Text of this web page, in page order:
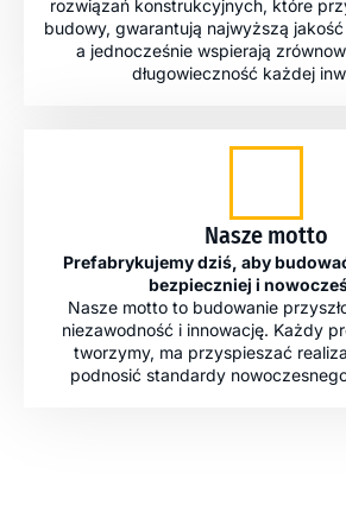
rozwiązań konstrukcyjnych, które
budowy, gwarantują najwyższą
a jednocześnie wspierają
długowieczność każdej
Nasze motto
Prefabrykujemy dziś, aby
bezpieczniej i
Nasze motto to budowanie
niezawodność i innowację. Każdy
tworzymy, ma przyspieszać
podnosić standardy